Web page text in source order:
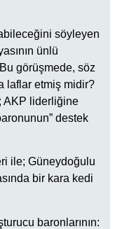
söyleyen
ünlü
görüşmede, söz
laflar etmiş midir?
AKP liderliğine
destek
ile; Güneydoğulu
bir kara kedi
baronlarının: